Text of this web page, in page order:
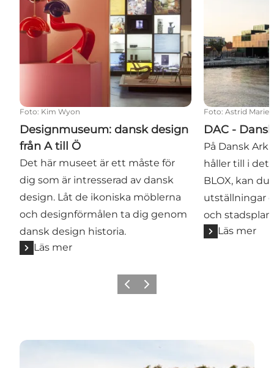
Foto: Kim Wyon
Designmuseum: dansk design
från A till Ö
Det här museet är ett måste för
dig som är intresserad av dansk
design. Låt de ikoniska möblerna
och designförmålen ta dig genom
dansk design historia.
Läs mer
Foto: Astrid Marie
DAC -
På Dansk
håller till i
BLOX, kan
utställningar
och
Läs mer
Föregående
Nästa
arkitekt bjarke ingels